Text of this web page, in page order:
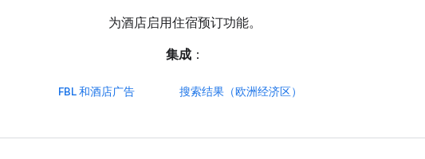
为酒店启用住宿预订功能。
集成 ：
FBL 和酒店广告 搜索结果（欧洲经济区）